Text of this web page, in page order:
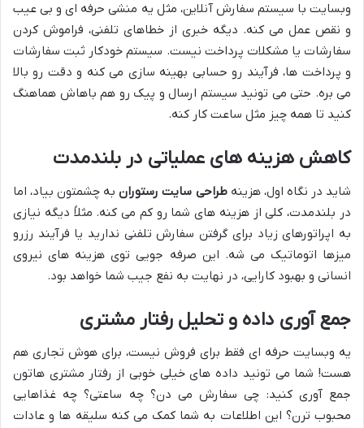
وبسایت با سیستم سفارش آنلاین، مثل یه منشی حرفه ای و بی عیب
و نقص عمل می کنه. دیگه خبری از خطاهای تلفنی، فراموش کردن
سفارشات یا مشکلات پرداخت نیست. سیستم خودکار ثبت سفارشات
و پرداخت ها، فرآیند رو حسابی بهینه سازی می کنه و دقت رو بالا
می بره. حتی می تونید سیستم ارسال و پیک رو هم باهاش هماهنگ
کنید تا همه چیز مثل ساعت کار کنه.
کاهش هزینه های عملیاتی در بلندمدت
شاید در نگاه اول، هزینهطراحی سایت رستورانبه چشمتون بیاد، اما
در بلندمدت، کلی از هزینه های شما رو کم می کنه. مثلاً دیگه نیازی
به اپراتورهای زیاد برای گرفتن سفارش تلفنی ندارید یا فرآیند رزرو
میزها اتوماتیک می شه. این صرفه جویی توی هزینه های نیروی
انسانی و بهبود کارایی، در نهایت به نفع جیب شما خواهد بود.
جمع آوری داده و تحلیل رفتار مشتری
یه وبسایت حرفه ای فقط برای فروش نیست، برای هوش تجاری هم
هست! شما می تونید داده های خیلی خوبی از رفتار مشتری هاتون
جمع آوری کنید: چی سفارش می دن؟ چه ساعتی؟ چه غذاهایی
محبوب ترن؟ این اطلاعات به شما کمک می کنه سلیقه ها و عادات